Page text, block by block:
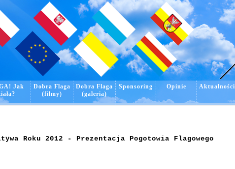
Jak
Dobra Flaga
(filmy)
Dobra Flaga
(galeria)
Sponsoring Opinie Aktualności
Roku 2012 - Prezentacja Pogotowia Flagowego